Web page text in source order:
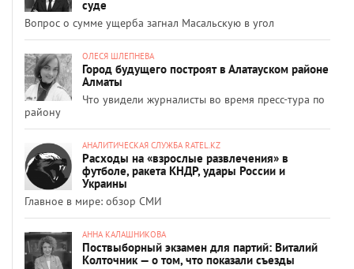
суде
Вопрос о сумме ущерба загнал Масальскую в угол
ОЛЕСЯ ШЛЕПНЕВА
Город будущего построят в Алатауском районе
Алматы
Что увидели журналисты во время пресс-тура по
району
АНАЛИТИЧЕСКАЯ СЛУЖБА RATEL.KZ
Расходы на «взрослые развлечения» в
футболе, ракета КНДР, удары России и
Украины
Главное в мире: обзор СМИ
АННА КАЛАШНИКОВА
Поствыборный экзамен для партий: Виталий
Колточник — о том, что показали съезды